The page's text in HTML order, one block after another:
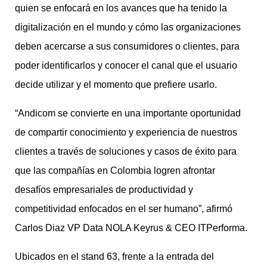
quien se enfocará en los avances que ha tenido la
digitalización en el mundo y cómo las organizaciones
deben acercarse a sus consumidores o clientes, para
poder identificarlos y conocer el canal que el usuario
decide utilizar y el momento que prefiere usarlo.
“Andicom se convierte en una importante oportunidad
de compartir conocimiento y experiencia de nuestros
clientes a través de soluciones y casos de éxito para
que las compañías en Colombia logren afrontar
desafíos empresariales de productividad y
competitividad enfocados en el ser humano”, afirmó
Carlos Diaz VP Data NOLA Keyrus & CEO ITPerforma.
Ubicados en el stand 63, frente a la entrada del